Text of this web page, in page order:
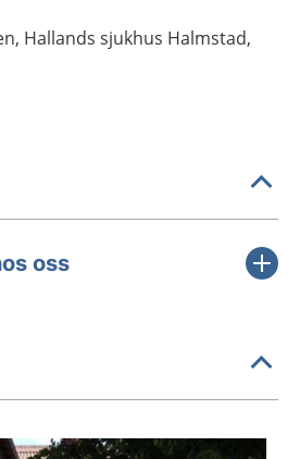
Hallands sjukhus Halmstad,
oss